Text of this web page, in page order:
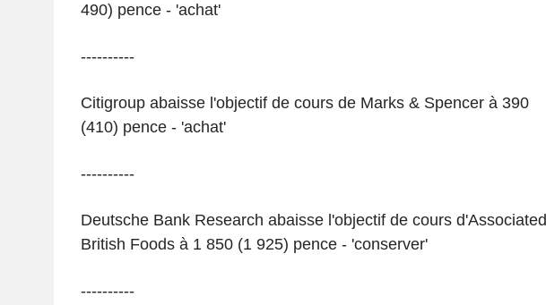
490) pence - 'achat'
----------
Citigroup abaisse l'objectif de cours de Marks & Spencer à 390
(410) pence - 'achat'
----------
Deutsche Bank Research abaisse l'objectif de cours d'Associated
British Foods à 1 850 (1 925) pence - 'conserver'
----------